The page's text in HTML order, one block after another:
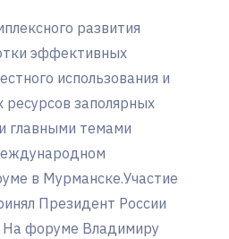
развития
эффективных
использования и
ресурсов заполярных
главными темами
в Мурманске.Участие
Президент России
форуме Владимиру